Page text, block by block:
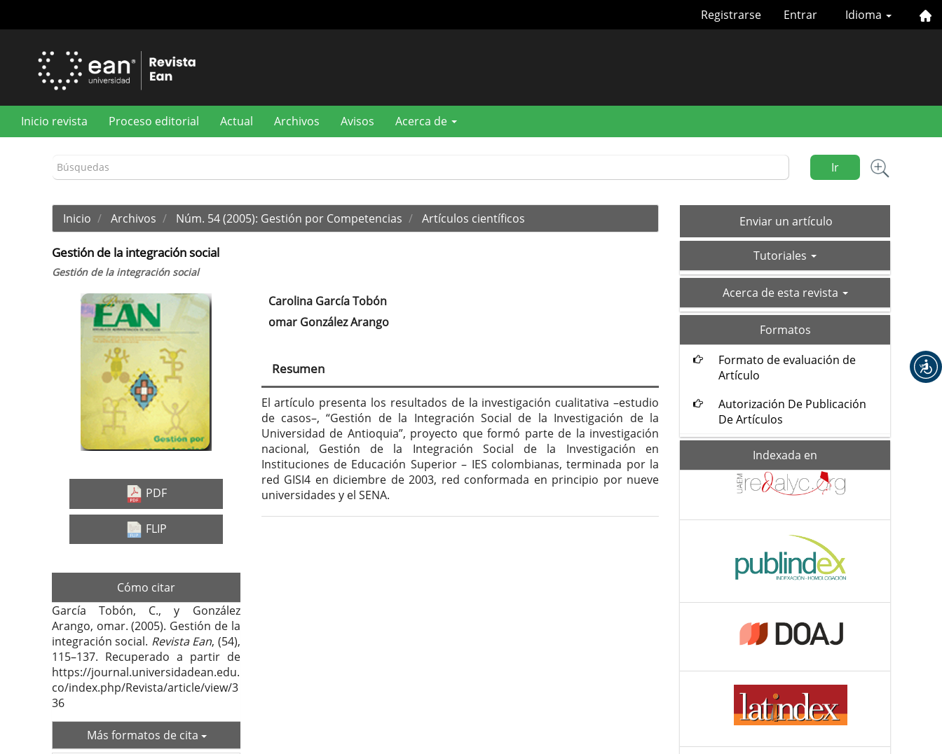
principal
Idioma
Registrarse Entrar
Inicio revista Proceso editorial Actual Archivos Avisos Acerca de
Ir
Inicio Archivos Núm. 54 (2005): Gestión por Competencias Artículos científicos
Gestión de la integración social
Gestión de la integración social
Barra
lateral
artículo
PDF
FLIP
Cómo citar
García Tobón, C., y González
Arango, omar. (2005). Gestión de la
integración social. Revista Ean, (54),
115–137. Recuperado a partir de
https://journal.universidadean.edu.
co/index.php/Revista/article/view/3
36
Más formatos de cita
Contenido
del
artículo
Carolina García Tobón
omar González Arango
Resumen
El artículo presenta los resultados de la investigación cualitativa –estudio
de casos–, “Gestión de la Integración Social de la Investigación de la
Universidad de Antioquia”, proyecto que formó parte de la investigación
nacional, Gestión de la Integración Social de la Investigación en
Instituciones de Educación Superior – IES colombianas, terminada por la
red GISI4 en diciembre de 2003, red conformada en principio por nueve
universidades y el SENA.
Enviar
un
Enviar un artículo
Tutoriales
acerca-Acerca de esta revista
Formatos
Formato de evaluación de
Artículo
Autorización De Publicación
De Artículos
Indexada en